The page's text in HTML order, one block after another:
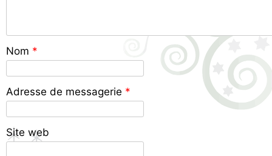
Nom *
Adresse de messagerie *
Site web